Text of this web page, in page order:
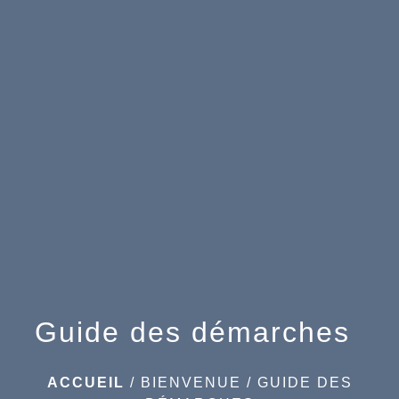
Guide des démarches
ACCUEIL / BIENVENUE / GUIDE DES